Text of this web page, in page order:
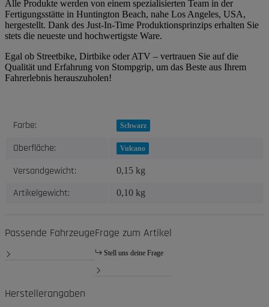
Alle Produkte werden von einem spezialisierten Team in der
Fertigungsstätte in Huntington Beach, nahe Los Angeles, USA,
hergestellt. Dank des Just-In-Time Produktionsprinzips erhalten Sie
stets die neueste und hochwertigste Ware.
Egal ob Streetbike, Dirtbike oder ATV – vertrauen Sie auf die
Qualität und Erfahrung von Stompgrip, um das Beste aus Ihrem
Fahrerlebnis herauszuholen!
Produkteigenschaft
Wert
Farbe: Schwarz
Oberfläche: Vulcano
Versandgewicht: 0,15 kg
Artikelgewicht: 0,10 kg
Passende FahrzeugeFrage zum Artikel
Stell uns deine Frage
Herstellerangaben